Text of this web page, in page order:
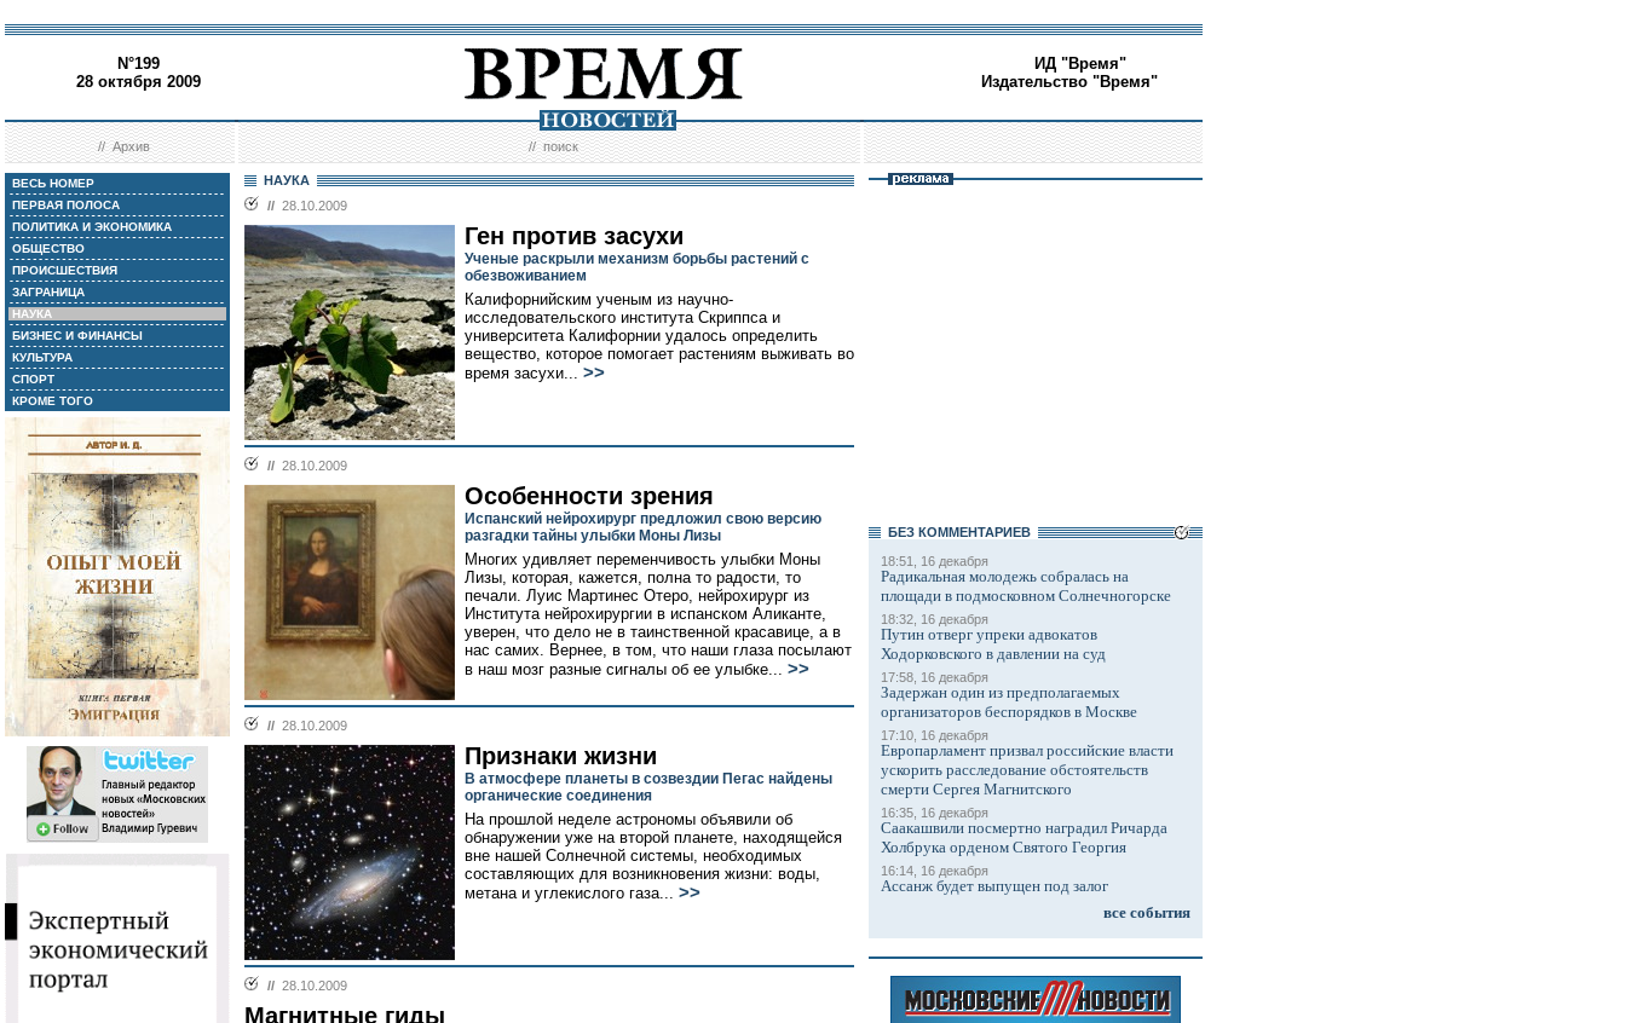
N°199
28 октября 2009
ИД "Время"
Издательство "Время"
//Архив //поиск
ВЕСЬ НОМЕР
ПЕРВАЯ ПОЛОСА
ПОЛИТИКА И ЭКОНОМИКА
ОБЩЕСТВО
ПРОИСШЕСТВИЯ
ЗАГРАНИЦА
НАУКА
БИЗНЕС И ФИНАНСЫ
КУЛЬТУРА
СПОРТ
КРОМЕ ТОГО
НАУКА
// 28.10.2009
Ген против засухи
Ученые раскрыли механизм борьбы растений с
обезвоживанием
Калифорнийским ученым из научно-
исследовательского института Скриппса и
университета Калифорнии удалось определить
вещество, которое помогает растениям выживать во
время засухи... >>
// 28.10.2009
Особенности зрения
Испанский нейрохирург предложил свою версию
разгадки тайны улыбки Моны Лизы
Многих удивляет переменчивость улыбки Моны
Лизы, которая, кажется, полна то радости, то
печали. Луис Мартинес Отеро, нейрохирург из
Института нейрохирургии в испанском Аликанте,
уверен, что дело не в таинственной красавице, а в
нас самих. Вернее, в том, что наши глаза посылают
в наш мозг разные сигналы об ее улыбке... >>
// 28.10.2009
Признаки жизни
В атмосфере планеты в созвездии Пегас найдены
органические соединения
На прошлой неделе астрономы объявили об
обнаружении уже на второй планете, находящейся
вне нашей Солнечной системы, необходимых
составляющих для возникновения жизни: воды,
метана и углекислого газа... >>
// 28.10.2009
Магнитные гиды
БЕЗ КОМMЕНТАРИЕВ
18:51, 16 декабря
Радикальная молодежь собралась на
площади в подмосковном Солнечногорске
18:32, 16 декабря
Путин отверг упреки адвокатов
Ходорковского в давлении на суд
17:58, 16 декабря
Задержан один из предполагаемых
организаторов беспорядков в Москве
17:10, 16 декабря
Европарламент призвал российские власти
ускорить расследование обстоятельств
смерти Сергея Магнитского
16:35, 16 декабря
Саакашвили посмертно наградил Ричарда
Холбрука орденом Святого Георгия
16:14, 16 декабря
Ассанж будет выпущен под залог
все события